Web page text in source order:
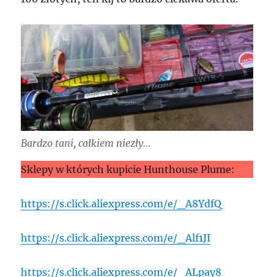
Bardzo tani, całkiem niezły…
Sklepy w których kupicie Hunthouse Plume:
https://s.click.aliexpress.com/e/_A8YdfQ
https://s.click.aliexpress.com/e/_Alf1JI
https://s.click.aliexpress.com/e/_ALpay8